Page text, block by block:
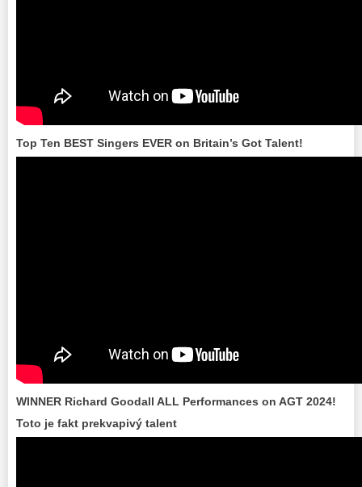
Top Ten BEST Singers EVER on Britain’s Got Talent!
WINNER Richard Goodall ALL Performances on AGT 2024!
Toto je fakt prekvapivý talent